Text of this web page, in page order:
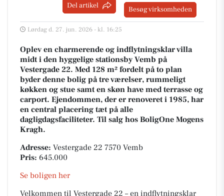
Del artikel Besøg virksomheden
Lørdag d. 27. jun. 2026 - kl. 16:25
Oplev en charmerende og indflytningsklar villa
midt i den hyggelige stationsby Vemb på
Vestergade 22. Med 128 m² fordelt på to plan
byder denne bolig på tre værelser, rummeligt
køkken og stue samt en skøn have med terrasse og
carport. Ejendommen, der er renoveret i 1985, har
en central placering tæt på alle
dagligdagsfaciliteter. Til salg hos BoligOne Mogens
Kragh.
Adresse: Vestergade 22 7570 Vemb
Pris: 645.000
Se boligen her
Velkommen til Vestergade 22 – en indflytningsklar